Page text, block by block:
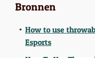
Bronnen
How to use
Esports